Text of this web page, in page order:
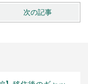
次の記事